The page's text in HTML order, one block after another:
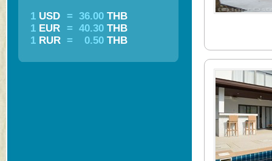
1 USD = 36.00 THB
1 EUR = 40.30 THB
1 RUR = 0.50 THB